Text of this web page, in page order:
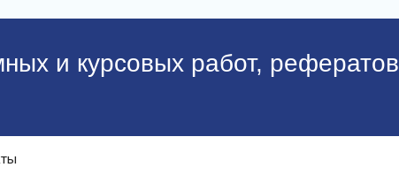
и курсовых работ, рефератов